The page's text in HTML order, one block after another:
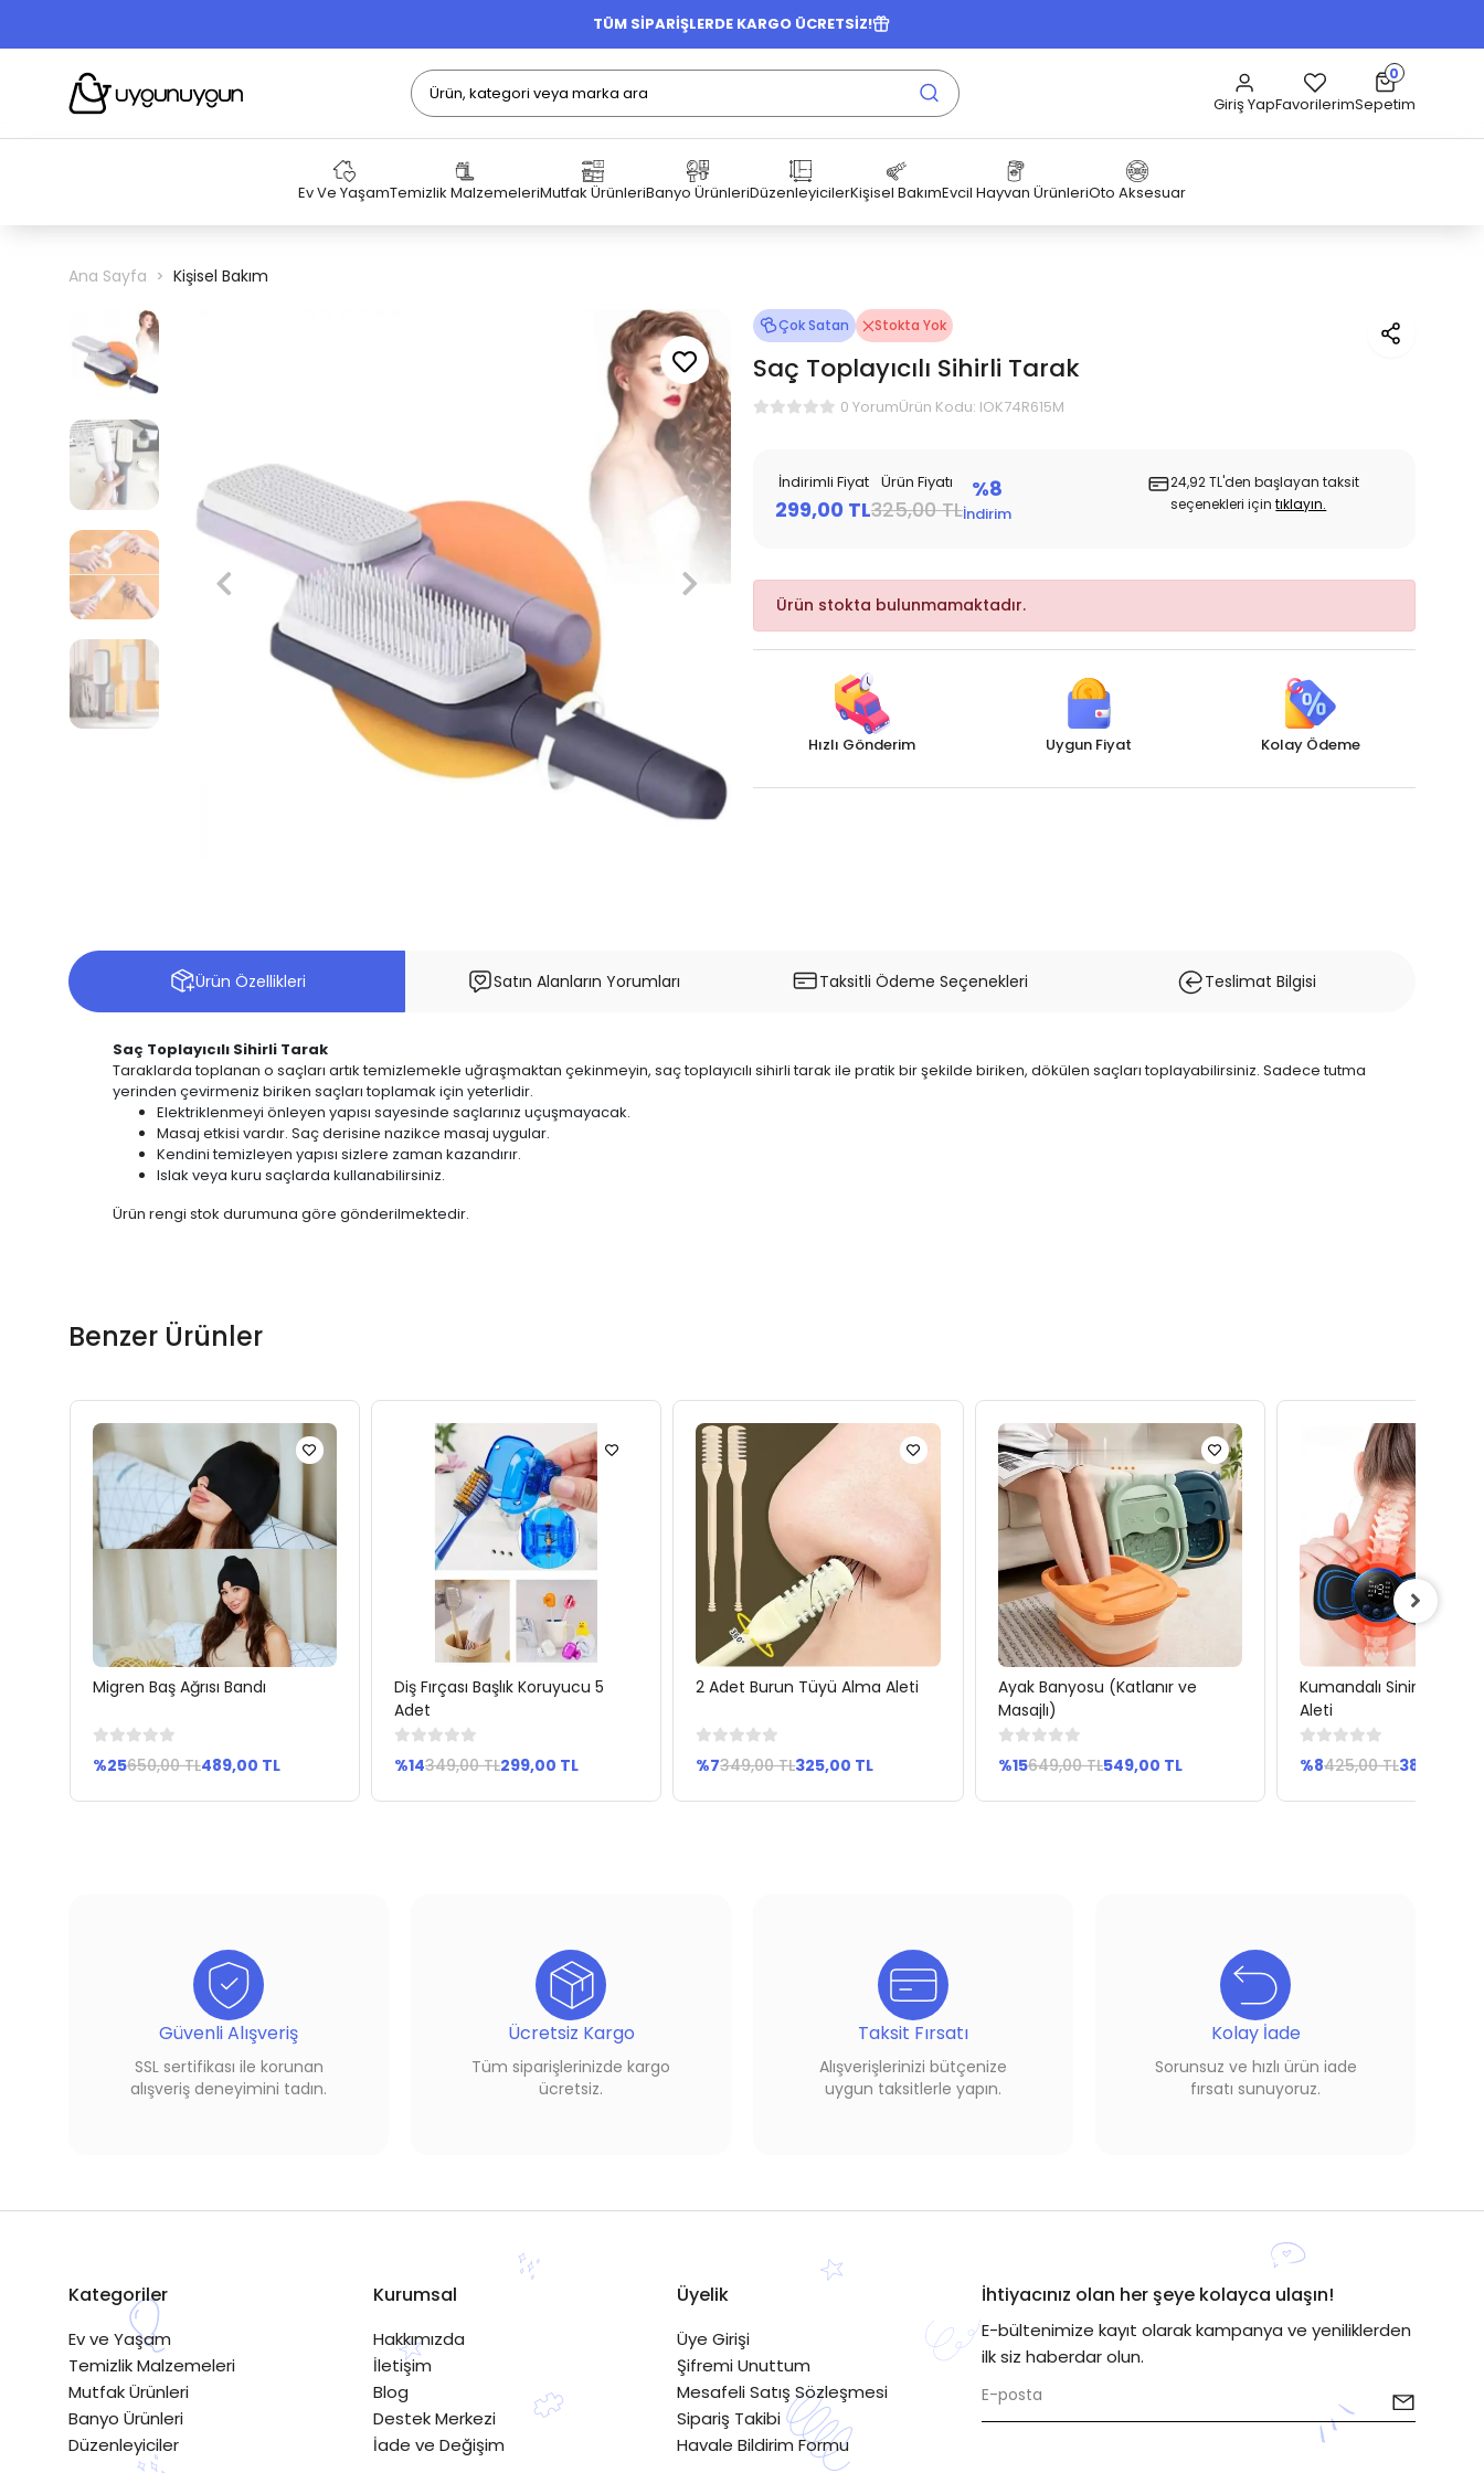
TÜM SİPARİŞLERDE KARGO ÜCRETSİZ!
Giriş YapFavorilerim
0
Sepetim
Ev Ve YaşamTemizlik MalzemeleriMutfak ÜrünleriBanyo ÜrünleriDüzenleyicilerKişisel BakımEvcil Hayvan ÜrünleriOto Aksesuar
Ana Sayfa Kişisel Bakım
Çok Satan Stokta Yok
Saç Toplayıcılı Sihirli Tarak
0 YorumÜrün Kodu: IOK74R615M
İndirimli Fiyat
299,00 TL
Ürün Fiyatı
325,00 TL
%8
İndirim
24,92 TL'den başlayan taksit
seçenekleri içintıklayın.
Ürün stokta bulunmamaktadır.
Hızlı Gönderim Uygun Fiyat Kolay Ödeme
Ürün Özellikleri Satın Alanların Yorumları Taksitli Ödeme Seçenekleri Teslimat Bilgisi
Saç Toplayıcılı Sihirli Tarak
Taraklarda toplanan o saçları artık temizlemekle uğraşmaktan çekinmeyin, saç toplayıcılı sihirli tarak ile pratik bir şekilde biriken, dökülen saçları toplayabilirsiniz. Sadece tutma
yerinden çevirmeniz biriken saçları toplamak için yeterlidir.
Elektriklenmeyi önleyen yapısı sayesinde saçlarınız uçuşmayacak.
Masaj etkisi vardır. Saç derisine nazikce masaj uygular.
Kendini temizleyen yapısı sizlere zaman kazandırır.
Islak veya kuru saçlarda kullanabilirsiniz.
Ürün rengi stok durumuna göre gönderilmektedir.
Benzer Ürünler
Sepete Ekle
Migren Baş Ağrısı Bandı
%25650,00 TL489,00 TL
Sepete Ekle
Diş Fırçası Başlık Koruyucu 5
Adet
%14349,00 TL299,00 TL
Sepete Ekle
2 Adet Burun Tüyü Alma Aleti
%7349,00 TL325,00 TL
Sepete Ekle
Ayak Banyosu (Katlanır ve
Masajlı)
%15649,00 TL549,00 TL
Sepete Ekle
Kumandalı Sinir Uyarıcı
Aleti
%8425,00 TL389,00 TL
Güvenli Alışveriş
SSL sertifikası ile korunan
alışveriş deneyimini tadın.
Ücretsiz Kargo
Tüm siparişlerinizde kargo
ücretsiz.
Taksit Fırsatı
Alışverişlerinizi bütçenize
uygun taksitlerle yapın.
Kolay İade
Sorunsuz ve hızlı ürün iade
fırsatı sunuyoruz.
Kategoriler
Ev ve Yaşam
Temizlik Malzemeleri
Mutfak Ürünleri
Banyo Ürünleri
Düzenleyiciler
Kurumsal
Hakkımızda
İletişim
Blog
Destek Merkezi
İade ve Değişim
Üyelik
Üye Girişi
Şifremi Unuttum
Mesafeli Satış Sözleşmesi
Sipariş Takibi
Havale Bildirim Formu
İhtiyacınız olan her şeye kolayca ulaşın!
E-bültenimize kayıt olarak kampanya ve yeniliklerden
ilk siz haberdar olun.